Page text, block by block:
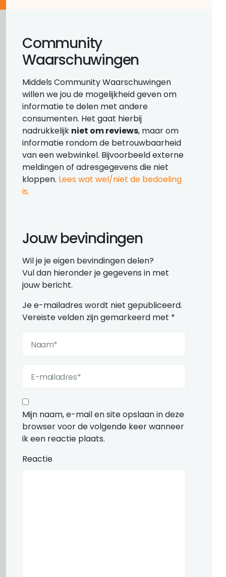
Community
Waarschuwingen
Middels Community Waarschuwingen
willen we jou de mogelijkheid geven om
informatie te delen met andere
consumenten. Het gaat hierbij
nadrukkelijk niet om reviews, maar om
informatie rondom de betrouwbaarheid
van een webwinkel. Bijvoorbeeld externe
meldingen of adresgegevens die niet
kloppen. Lees wat wel/niet de bedoeling
is.
Jouw bevindingen
Wil je je eigen bevindingen delen?
Vul dan hieronder je gegevens in met
jouw bericht.
Je e-mailadres wordt niet gepubliceerd.
Vereiste velden zijn gemarkeerd met *
Mijn naam, e-mail en site opslaan in deze
browser voor de volgende keer wanneer
ik een reactie plaats.
Reactie